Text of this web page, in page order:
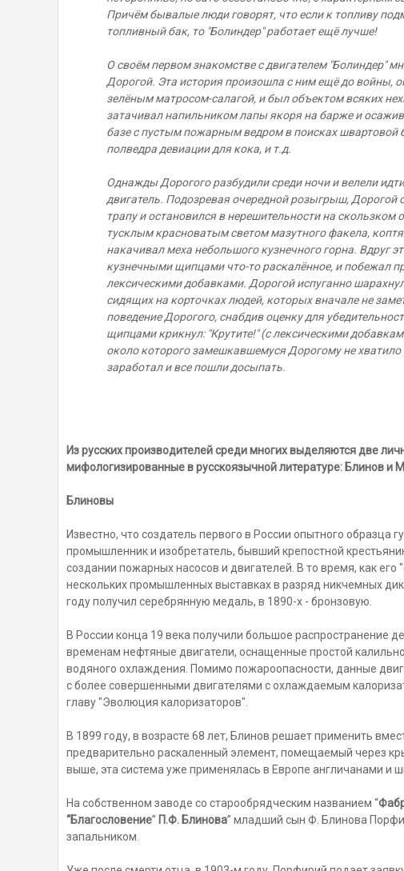
Причём бывалые люди говорят, что если к топливу
топливный бак, то "Болиндер" работает ещё лучше!
О своём первом знакомстве с двигателем "Болиндер"
Дорогой. Эта история произошла с ним ещё до войны,
зелёным матросом-салагой, и был объектом всяких
затачивал напильником лапы якоря на барже и
базе с пустым пожарным ведром в поисках швартовой
полведра девиации для кока, и т.д.
Однажды Дорогого разбудили среди ночи и велели
двигатель. Подозревая очередной розыгрыш,
трапу и остановился в нерешительности на
тусклым красноватым светом мазутного факела,
накачивал меха небольшого кузнечного горна. Вдруг
кузнечными щипцами что-то раскалённое, и побежал
лексическими добавками. Дорогой испуганно
сидящих на корточках людей, которых вначале не
поведение Дорогого, снабдив оценку для
щипцами крикнул: "Крутите!" (с лексическими
около которого замешкавшемуся Дорогому не
заработал и все пошли досыпать.
Из русских производителей среди многих выделяются две
мифологизированные в русскоязычной литературе: Блинов и
Блиновы
Известно, что создатель первого в России опытного образца
промышленник и изобретатель, бывший крепостной
создании пожарных насосов и двигателей. В то время, как
нескольких промышленных выставках в разряд никчемных
году получил серебрянную медаль, в 1890-х - бронзовую.
В России конца 19 века получили большое распространение
временам нефтяные двигатели, оснащенные простой
водяного охлаждения. Помимо пожароопасности, данные
с более совершенными двигателями с охлаждаемым
главу "Эволюция калоризаторов".
В 1899 году, в возрасте 68 лет, Блинов решает применить
предварительно раскаленный элемент, помещаемый через
выше, эта система уже применялась в Европе англичанами и
На собственном заводе со старообрядческим названием “
“Благословение” П.Ф. Блинова” младший сын Ф. Блинова
запальником.